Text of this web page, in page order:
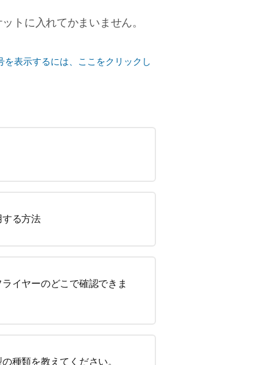
トに入れてかまいません。
を表示するには、ここをクリックし
る方法
イヤーのどこで確認できま
種類を教えてください。